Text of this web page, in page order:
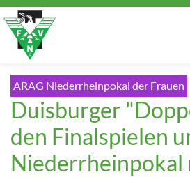
ARAG Niederrheinpokal der Frauen
Duisburger
den Finalspielen
Niederrheinpokal